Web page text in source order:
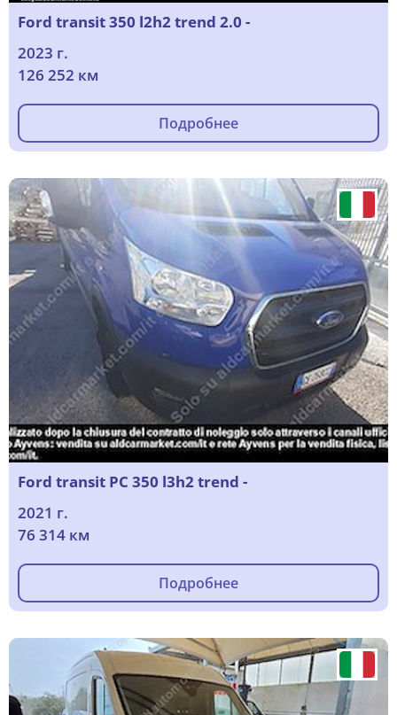
Ford transit 350 l2h2 trend 2.0 -
2023 г.
126 252 км
Подробнее
Ford transit PC 350 l3h2 trend -
2021 г.
76 314 км
Подробнее